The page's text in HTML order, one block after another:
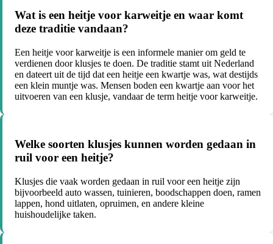
Wat is een heitje voor karweitje en waar komt
deze traditie vandaan?
Een heitje voor karweitje is een informele manier om geld te
verdienen door klusjes te doen. De traditie stamt uit Nederland
en dateert uit de tijd dat een heitje een kwartje was, wat destijds
een klein muntje was. Mensen boden een kwartje aan voor het
uitvoeren van een klusje, vandaar de term heitje voor karweitje.
Welke soorten klusjes kunnen worden gedaan in
ruil voor een heitje?
Klusjes die vaak worden gedaan in ruil voor een heitje zijn
bijvoorbeeld auto wassen, tuinieren, boodschappen doen, ramen
lappen, hond uitlaten, opruimen, en andere kleine
huishoudelijke taken.